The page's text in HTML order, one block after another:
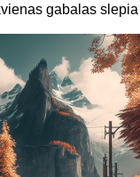
gabalas